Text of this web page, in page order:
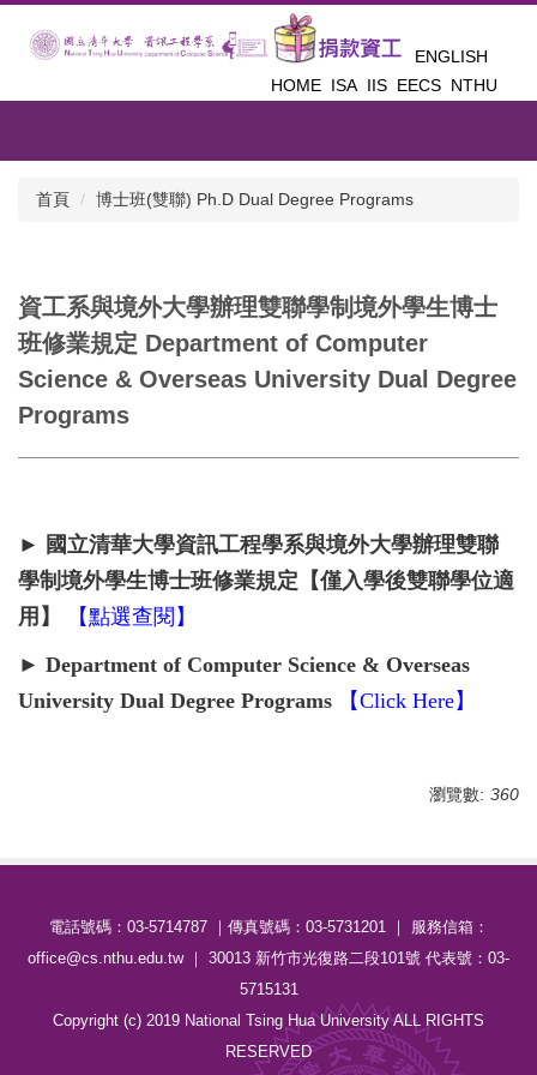
ENGLISH
HOME ISA IIS EECS NTHU
首頁 博士班(雙聯) Ph.D Dual Degree Programs
資工系與境外大學辦理雙聯學制境外學生博士
班修業規定 Department of Computer
Science & Overseas University Dual Degree
Programs
► 國立清華大學資訊工程學系與境外大學辦理雙聯
學制境外學生博士班修業規定 【僅入學後雙聯學位適
用】
【點選查閱 】
► Department of Computer Science & Overseas
University Dual Degree Programs
【Click Here】
瀏覽數: 360
電話號碼：03-5714787 ｜傳真號碼：03-5731201 ｜ 服務信箱：
office@cs.nthu.edu.tw ｜ 30013 新竹市光復路二段101號 代表號：03-
5715131
Copyright (c) 2019 National Tsing Hua University ALL RIGHTS
RESERVED